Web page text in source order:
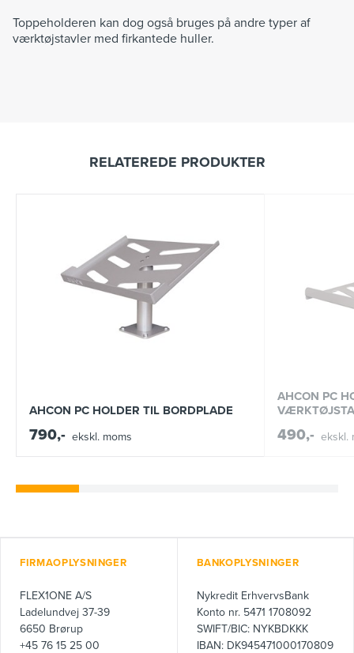
Toppeholderen kan dog også bruges på andre typer af
værktøjstavler med firkantede huller.
RELATEREDE PRODUKTER
AHCON PC HOLDER TIL BORDPLADE
790,- ekskl. moms
AHCON PC
490,- ekskl.
FIRMAOPLYSNINGER
FLEX1ONE A/S
Ladelundvej 37-39
6650 Brørup
+45 76 15 25 00
BANKOPLYSNINGER
Nykredit ErhvervsBank
Konto nr. 5471 1708092
SWIFT/BIC: NYKBDKKK
IBAN: DK945471000170809